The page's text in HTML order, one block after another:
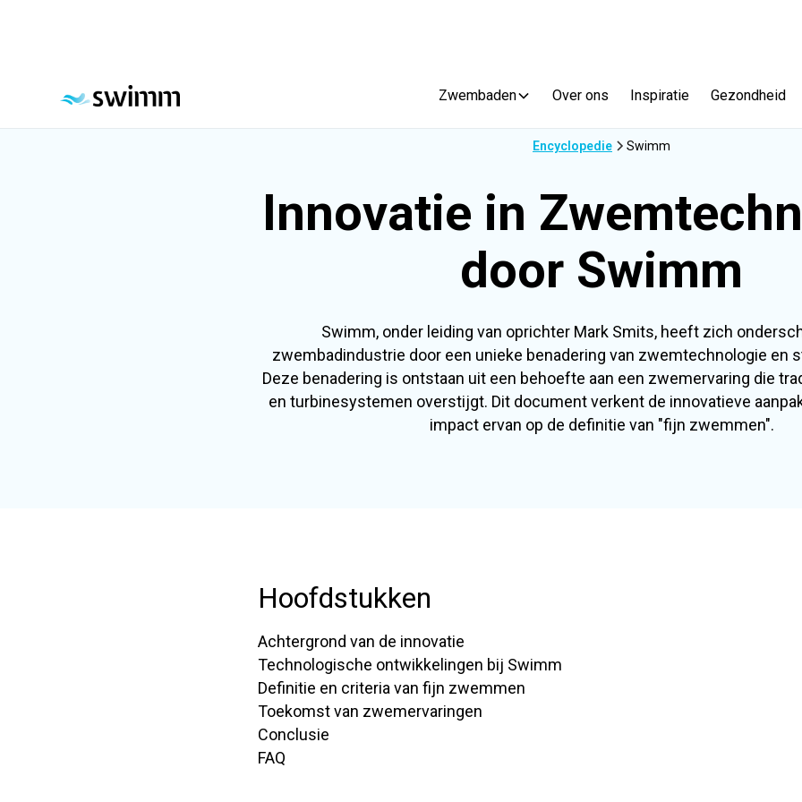
Zwembaden Over ons Inspiratie Gezondheid
Encyclopedie Swimm
Innovatie in
door Swimm
Swimm, onder leiding van oprichter Mark Smits, heeft zich
zwembadindustrie door een unieke benadering van zwemtechnologie en
Deze benadering is ontstaan uit een behoefte aan een zwemervaring die
en turbinesystemen overstijgt. Dit document verkent de innovatieve
impact ervan op de definitie van "fijn zwemmen".
Hoofdstukken
Achtergrond van de innovatie
Technologische ontwikkelingen bij Swimm
Definitie en criteria van fijn zwemmen
Toekomst van zwemervaringen
Conclusie
FAQ